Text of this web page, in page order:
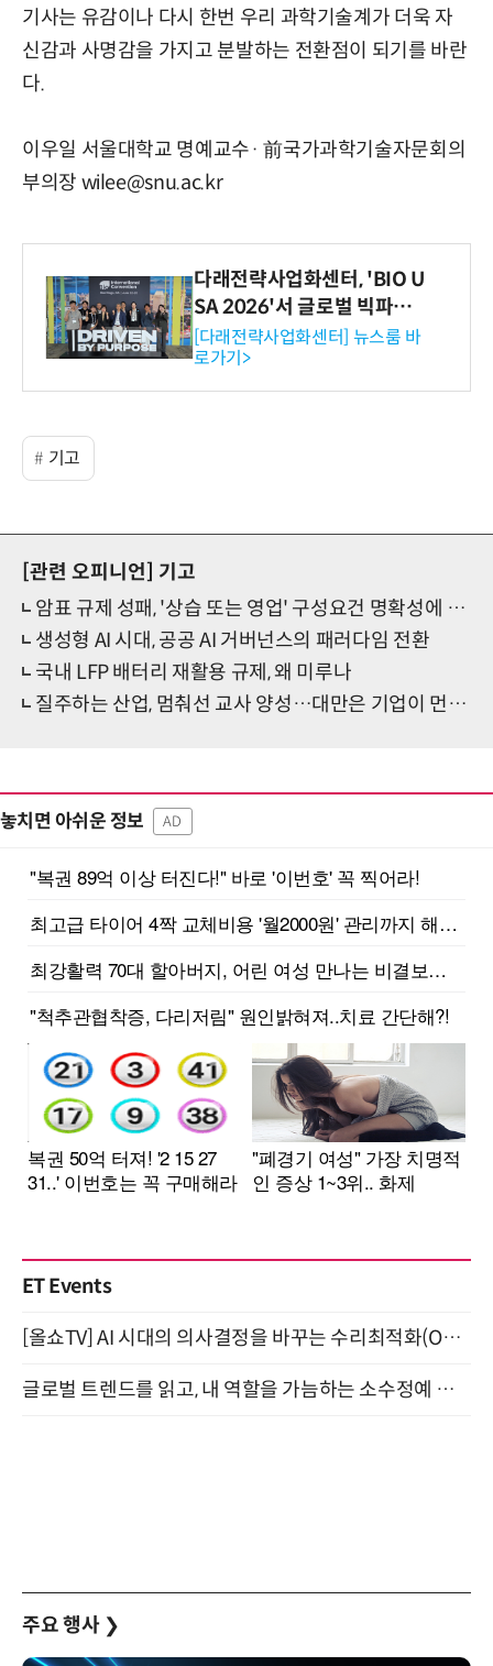
기사는 유감이나 다시 한번 우리 과학기술계가 더욱 자
신감과 사명감을 가지고 분발하는 전환점이 되기를 바란
다.
이우일 서울대학교 명예교수· 前국가과학기술자문회의
부의장 wilee@snu.ac.kr
다래전략사업화센터, 'BIO U
SA 2026'서 글로벌 빅파마
와의 비즈니스 미팅 지원…K
-바이오 해외 진출 교두보 확
보
[다래전략사업화센터] 뉴스룸 바
로가기>
기고
[관련 오피니언]
기고
암표 규제 성패, '상습 또는 영업' 구성요건 명확성에 달렸다
생성형 AI 시대, 공공 AI 거버넌스의 패러다임 전환
국내 LFP 배터리 재활용 규제, 왜 미루나
질주하는 산업, 멈춰선 교사 양성…대만은 기업이 먼저 나섰다
놓치면 아쉬운 정보 AD
ET Events
[올쇼TV] AI 시대의 의사결정을 바꾸는 수리최적화(Optimization) 소개 (8/20 생방송)
글로벌 트렌드를 읽고, 내 역할을 가늠하는 소수정예 실습 워크숍 (8/28)
주요 행사 ❯